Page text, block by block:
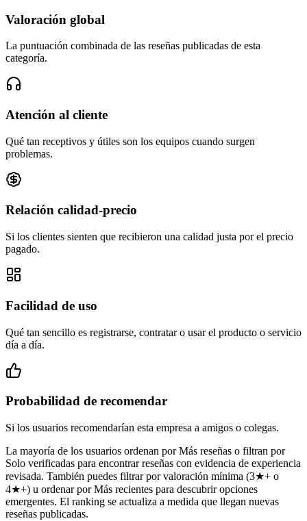
Valoración global
La puntuación combinada de las reseñas publicadas de esta
categoría.
Atención al cliente
Qué tan receptivos y útiles son los equipos cuando surgen
problemas.
Relación calidad-precio
Si los clientes sienten que recibieron una calidad justa por el precio
pagado.
Facilidad de uso
Qué tan sencillo es registrarse, contratar o usar el producto o servicio
día a día.
Probabilidad de recomendar
Si los usuarios recomendarían esta empresa a amigos o colegas.
La mayoría de los usuarios ordenan por Más reseñas o filtran por
Solo verificadas para encontrar reseñas con evidencia de experiencia
revisada. También puedes filtrar por valoración mínima (3★+ o
4★+) u ordenar por Más recientes para descubrir opciones
emergentes. El ranking se actualiza a medida que llegan nuevas
reseñas publicadas.